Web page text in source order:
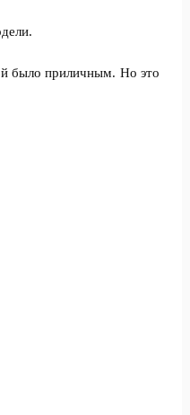
было приличным. Но это